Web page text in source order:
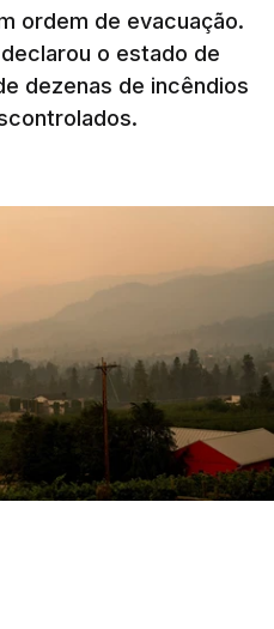
ordem de evacuação.
o estado de
dezenas de incêndios